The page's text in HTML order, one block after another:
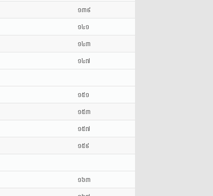
១៣៩
១៤១
១៤៣
១៤៧
១៥១
១៥៣
១៥៧
១៥៩
១៦៣